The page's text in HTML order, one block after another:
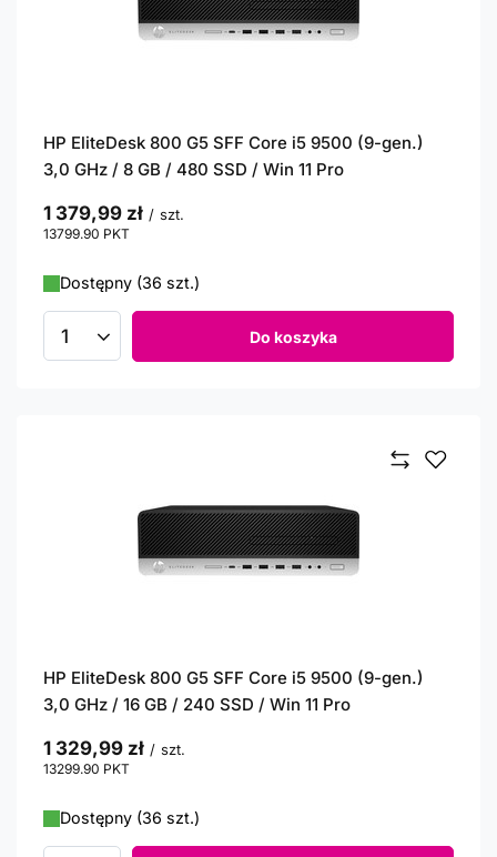
HP EliteDesk 800 G5 SFF Core i5 9500 (9-gen.)
3,0 GHz / 8 GB / 480 SSD / Win 11 Pro
1 379,99 zł / szt.
13799.90 PKT
Dostępny (36 szt.)
Ilość produktów Do koszyka
HP EliteDesk 800 G5 SFF Core i5 9500 (9-gen.)
3,0 GHz / 16 GB / 240 SSD / Win 11 Pro
1 329,99 zł / szt.
13299.90 PKT
Dostępny (36 szt.)